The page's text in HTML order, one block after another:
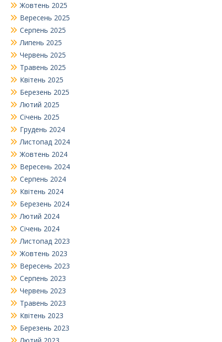
Жовтень 2025
Вересень 2025
Серпень 2025
Липень 2025
Червень 2025
Травень 2025
Квітень 2025
Березень 2025
Лютий 2025
Січень 2025
Грудень 2024
Листопад 2024
Жовтень 2024
Вересень 2024
Серпень 2024
Квітень 2024
Березень 2024
Лютий 2024
Січень 2024
Листопад 2023
Жовтень 2023
Вересень 2023
Серпень 2023
Червень 2023
Травень 2023
Квітень 2023
Березень 2023